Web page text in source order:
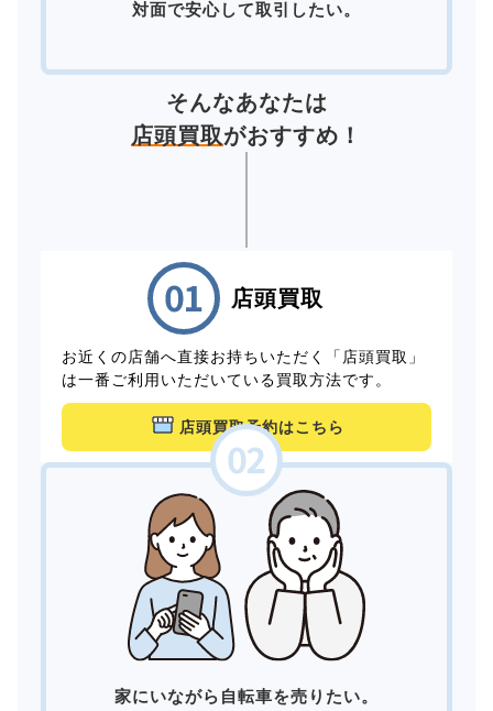
対面で安心して取引したい。
そんなあなたは
店頭買取がおすすめ！
店頭買取
お近くの店舗へ直接お持ちいただく「店頭買取」
は一番ご利用いただいている買取方法です。
店頭買取予約はこちら
家にいながら自転車を売りたい。